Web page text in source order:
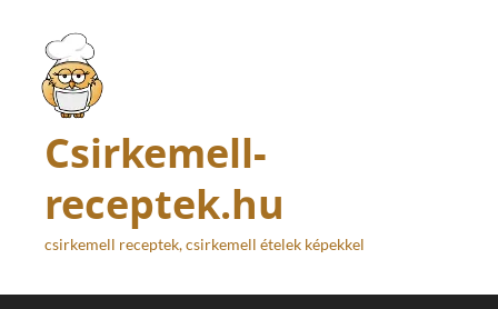
Csirkemell-
receptek.hu
csirkemell receptek, csirkemell ételek képekkel